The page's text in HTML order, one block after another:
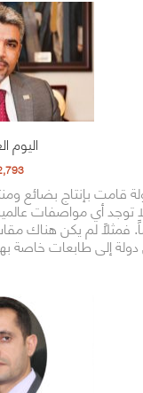
اليوم
قامت بإنتاج بضائع
أي مواصفات
فمثلاً لم يكن هناك